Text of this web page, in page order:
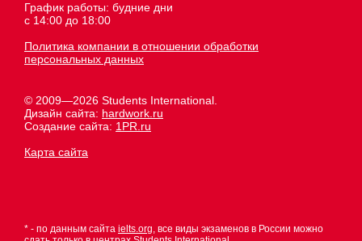
График работы: будние дни
с 14:00 до 18:00
Политика компании в отношении обработки
персональных данных
© 2009—2026 Students International.
Дизайн сайта: hardwork.ru
Создание сайта: 1PR.ru
Карта сайта
* - по данным сайта ielts.org, все виды экзаменов в России можно